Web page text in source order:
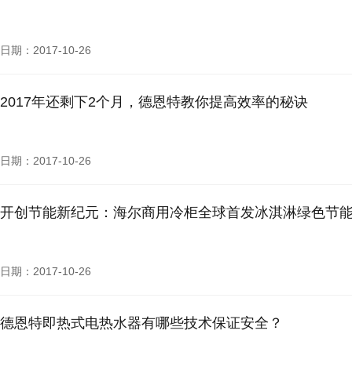
日期：2017-10-26
2017年还剩下2个月，德恩特教你提高效率的秘诀
日期：2017-10-26
开创节能新纪元：海尔商用冷柜全球首发冰淇淋绿色节
日期：2017-10-26
德恩特即热式电热水器有哪些技术保证安全？